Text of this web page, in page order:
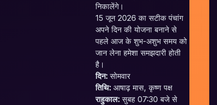
निकालेंगे।
15 जून 2026 का सटीक पंचांग
अपने दिन की योजना बनाने से
पहले आज के शुभ-अशुभ समय को
जान लेना हमेशा समझदारी होती
है।
दिन: सोमवार
तिथि: आषाढ़ मास, कृष्ण पक्ष
राहुकाल: सुबह 07:30 बजे से